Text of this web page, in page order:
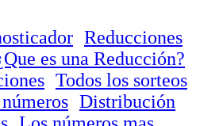
Reducciones
es una Reducción?
Todos los sorteos
Distribución